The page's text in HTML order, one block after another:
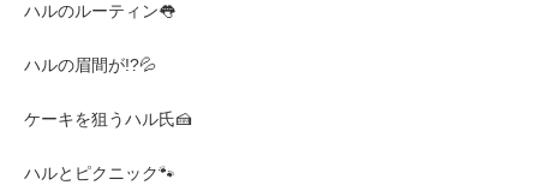
ハルのルーティン👅
ハルの眉間が!?💦
ケーキを狙うハル氏🍰
ハルとピクニック🐾